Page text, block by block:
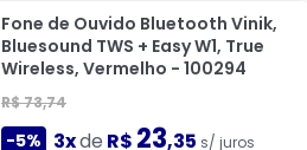
Fone de Ouvido Bluetooth Vinik,
Bluesound TWS + Easy W1, True
Wireless, Vermelho - 100294
R$ 73,74
-5% 3xde R$ 23,35 s/ juros